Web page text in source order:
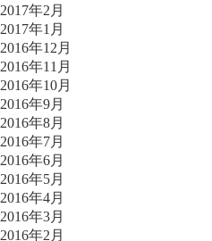
2017年2月
2017年1月
2016年12月
2016年11月
2016年10月
2016年9月
2016年8月
2016年7月
2016年6月
2016年5月
2016年4月
2016年3月
2016年2月